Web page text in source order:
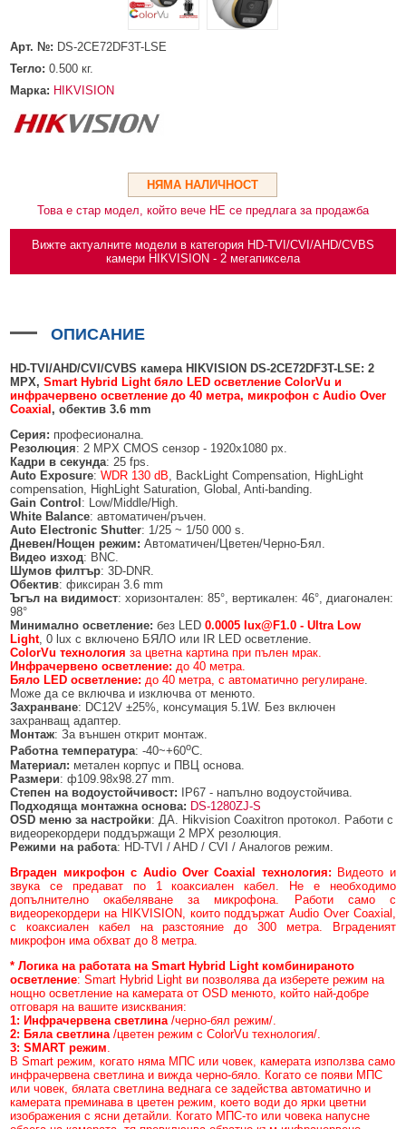
УПРАВЛЕНИЯ ЗА ВЪРТЯЩИ КАМЕРИ
ГРЪМОЗАЩИТИ
ОБЕКТИВИ ЗА ОХРАНИТЕЛНИ КАМЕРИ
БЕЗЖИЧНИ МИШКИ И ЕЛЕКТРИЧЕСКИ РАЗКЛОНИТЕЛИ
БЕЗЖИЧНИ РАЗШИРИТЕЛИ НА ОБХВАТ AJAX
БЕЗЖИЧНИ ДЕТЕКТОРИ AJAX
БЕЗЖИЧНИ ДЕТЕКТОРИ ЗА ПОЖАР, ДИМ, ТОПЛИНА И ВЪГЛЕРОДЕН
ОКСИД
БЕЗЖИЧНИ КЛАВИАТУРИ AJAX
БЕЗКОНТАКТНИ RFID КАРТИ И ЧИПОВЕ ЗА КЛАВИАТУРИ
БЕЗЖИЧНИ ДИСТАНЦИОННИ УПРАВЛЕНИЯ И БУТОНИ
БЕЗЖИЧНИ СИРЕНИ AJAX
МОДУЛИ ЗА СГРАДНА АВТОМАТИЗАЦИЯ AJAX
БЕЗЖИЧНИ ПАНЕЛИ HIKVISION AX PRO
БЕЗЖИЧНИ ДЕТЕКТОРИ ЗА HIKVISION AX PRO
БЕЗЖИЧНИ МОДУЛИ И АКСЕСОАРИ ЗА HIKVISION AX PRO
КОМПЛЕКТИ БЕЗЖИЧНИ АЛАРМЕНИ СИСТЕМИ AX PRO
КОМУНИКАЦИОННИ ШКАФОВЕ
ALFALINE, СТЕННИ/СТОЯЩИ, С ОТВАРЯЕМИ И ЗАКЛЮЧВАЩИ СЕ
СТРАНИЦИ
INTERLINE, СТОЯЩИ - НЕОТВАРЯЕМИ СТРАНИЦИ
BETALINE, СТОЯЩИ С ОТВАРЯЕМИ И ЗАКЛЮЧВАЩИ СЕ СТРАНИЦИ
АКСЕСОАРИ ЗА КОМУНИКАЦИОННИ ШКАФОВЕ
УПОТРЕБЯВАНА ТЕХНИКА
Арт. №: DS-2CE72DF3T-LSE
Тегло:0.500 кг.
Марка: HIKVISION
НЯМА НАЛИЧНОСТ
Това е стар модел, който вече НЕ се предлага за продажба
Вижте актуалните модели в категория HD-TVI/CVI/AHD/CVBS
камери HIKVISION - 2 мегапиксела
ОПИСАНИЕ
HD-TVI/AHD/CVI/CVBS камера HIKVISION DS-2CE72DF3T-LSE: 2
MPX,Smart Hybrid Light бяло LED осветление ColorVu и
инфрачервено осветление до 40 метра, микрофон с Audio Over
Coaxial , обектив 3.6 mm
Серия: професионална.
Резолюция: 2 MPX CMOS сензор - 1920x1080 px.
Кадри в секунда: 25 fps.
Auto Exposure:WDR 130 dB, BackLight Compensation, HighLight
compensation, HighLight Saturation, Global, Anti-banding.
Gain Control : Low/Middle/High.
White Balance: автоматичен/ръчен.
Auto Electronic Shutter: 1/25 ~ 1/50 000 s.
Дневен/Нощен режим: Автоматичен/Цветен/Черно-Бял.
Видео изход: BNC.
Шумов филтър: 3D-DNR.
Обектив: фиксиран 3.6 mm
Ъгъл на видимост: хоризонтален: 85°, вертикален: 46°, диагонален:
98°
Минимално осветление: без LED0.0005 lux@F1.0 - Ultra Low
Light, 0 lux с включено БЯЛО или IR LED осветление.
ColorVu технология за цветна картина при пълен мрак.
Инфрачервено осветление: до 40 метра.
Бяло LED осветление: до 40 метра, с автоматично регулиране.
Може да се включва и изключва от менюто.
Захранване: DC12V ±25%, консумация 5.1W. Без включен
захранващ адаптер.
Монтаж: За външен открит монтаж.
Работна температура: -40~+60оC.
Материал: метален корпус и ПВЦ основа.
Размери: ф109.98x98.27 mm.
Степен на водоустойчивост: IP67 - напълно водоустойчива.
Подходяща монтажна основа: DS-1280ZJ-S
OSD меню за настройки: ДА. Hikvision Coaxitron протокол. Работи с
видеорекордери поддържащи 2 MPX резолюция.
Режими на работа: HD-TVI / AHD / CVI / Аналогов режим.
Вграден микрофон с Audio Over Coaxial технология: Видеото и
звука се предават по 1 коаксиален кабел. Не е необходимо
допълнително окабеляване за микрофона. Работи само с
видеорекордери на HIKVISION, които поддържат Audio Over Coaxial,
с коаксиален кабел на разстояние до 300 метра. Вграденият
микрофон има обхват до 8 метра.
*Логика на работата на Smart Hybrid Light комбинираното
осветление: Smart Hybrid Light ви позволява да изберете режим на
нощно осветление на камерата от OSD менюто, който най-добре
отговаря на вашите изисквания:
1: Инфрачервена светлина /черно-бял режим/.
2: Бяла светлина /цветен режим с ColorVu технология/.
3: SMART режим
В Smart режим, когато няма МПС или човек, камерата използва само
инфрачервена светлина и вижда черно-бяло. Когато се появи МПС
или човек, бялата светлина веднага се задейства автоматично и
камерата преминава в цветен режим, което води до ярки цветни
изображения с ясни детайли. Когато МПС-то или човека напусне